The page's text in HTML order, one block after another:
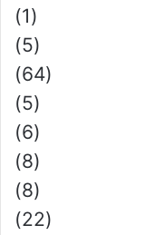
(1)
(5)
(64)
(5)
(6)
(8)
(8)
(22)